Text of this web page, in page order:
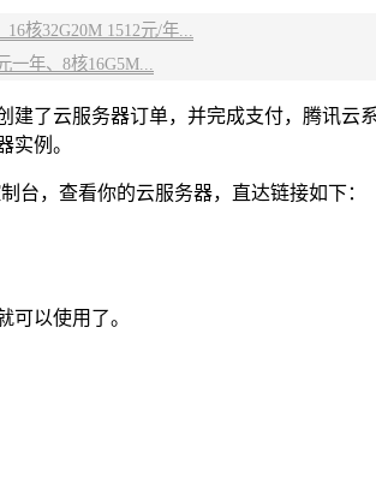
核32G20M 1512元/年...
年、8核16G5M...
了云服务器订单，并完成支付，腾讯
实例。
台，查看你的云服务器，直达链接如下：
可以使用了。